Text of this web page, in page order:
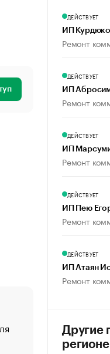
«От спорта тело
создавшей GTA
ДЕЙСТВУЕТ
ИП
Ремонт
ДЕЙСТВУЕТ
ИП
Ремонт
ДЕЙСТВУЕТ
ИП
Ремонт
ДЕЙСТВУЕТ
ИП Пею
Ремонт
ДЕЙСТВУЕТ
ИП Атаян
Ремонт
Другие